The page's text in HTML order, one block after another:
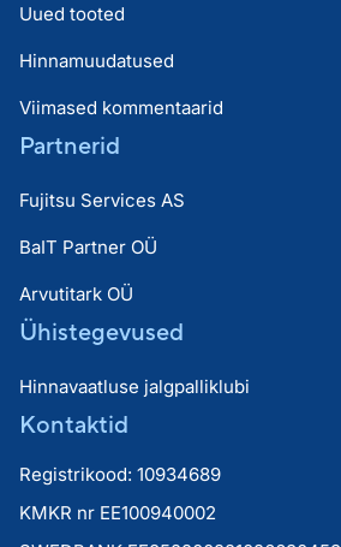
Uued tooted
Hinnamuudatused
Viimased kommentaarid
Partnerid
Fujitsu Services AS
BaIT Partner OÜ
Arvutitark OÜ
Ühistegevused
Hinnavaatluse jalgpalliklubi
Kontaktid
Registrikood: 10934689
KMKR nr EE100940002